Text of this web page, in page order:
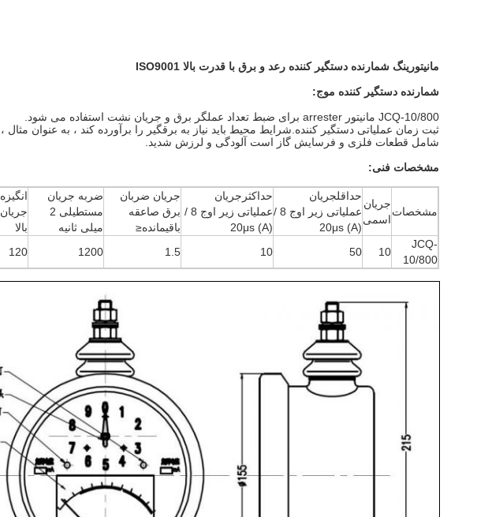
مانیتورینگ شمارنده دستگیر کننده رعد و برق با قدرت بالا ISO9001
شمارنده دستگیر کننده موج:
JCQ-10/800 مانیتور arrester برای ضبط تعداد عملگر برق و جریان نشت استفاده می شود.
شامل قطعات فلزی و فرسایش گاز است آلودگی و لرزش شدید.
مشخصات فنی:
مشخصات
جریان
اسمی
حداقلجریان
عملیاتی زیر اوج 8 /
20μs (A)
حداکثرجریان
عملیاتی زیر اوج 8 /
20μs (A)
جریان ضربان
برق صاعقه
باقیمانده≤
ضربه جریان
مستطیلی 2
میلی ثانیه
انگیزه
جریان
بالا
JCQ-
10/800
10
50
10
1.5
1200
120